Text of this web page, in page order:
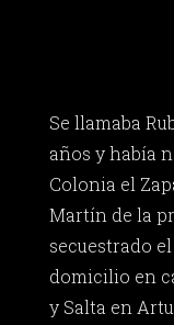
Se llamaba
años y había
Colonia el
Martín de la
secuestrado
domicilio en
y Salta en